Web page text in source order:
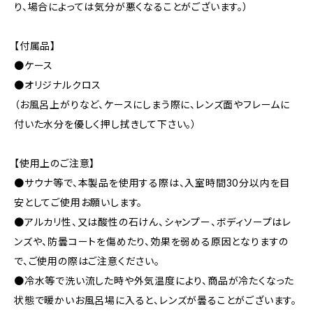
り、場合によっては気分が悪くなることがございます。）
【付属品】
●ケース
●オリジナルクロス
（お風呂上がりなど、ケースにしまう際に、レンズ面やフレームに
付いた水分を優しく押し拭きして下さい。）
【使用上のご注意】
●サウナ等で、本製品を使用する際は、入室時間30分以内を目
安としてご使用お願いします。
●アルカリ性、又は酸性の石けん、シャンプー、ボディソープはレ
ンズや、防曇コートを傷めたり、効果を弱める原因となりますの
で、ご使用の際はご注意ください。
●冷水等で洗い流した時や外気温度により、商品が冷たくなった
状態で暖かいお風呂場に入ると、レンズが曇ることがございます。